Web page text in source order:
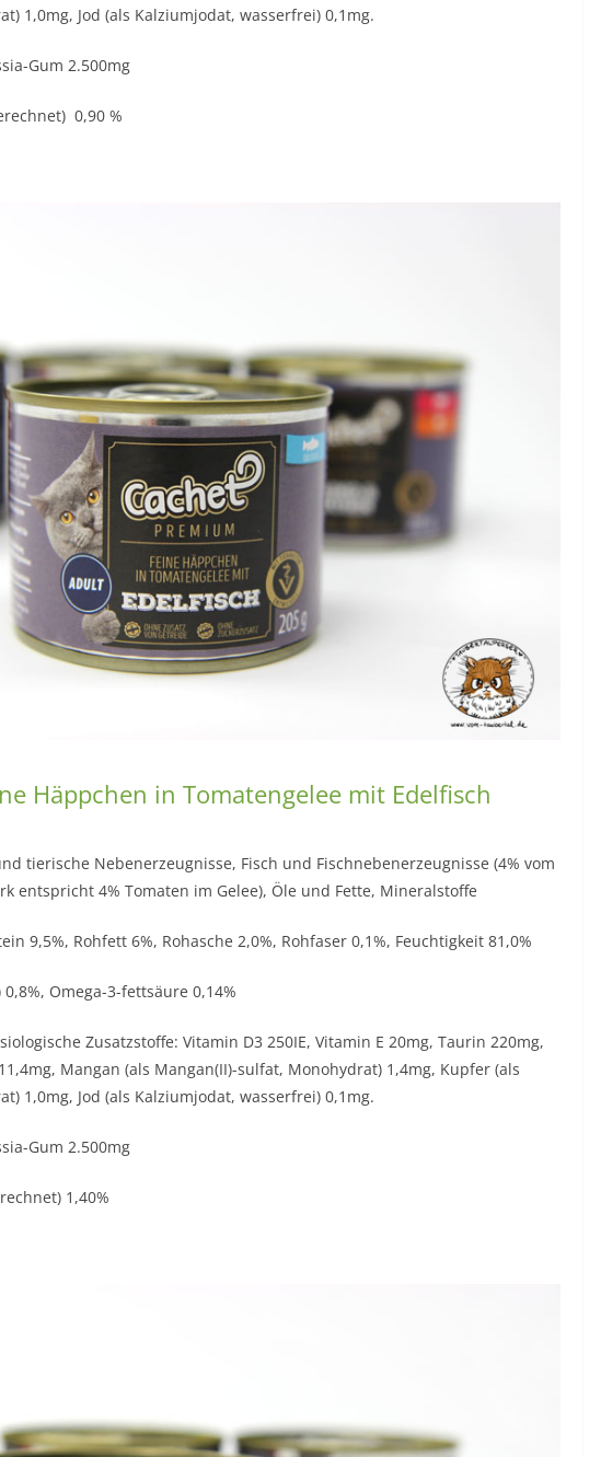
1,0mg, Jod (als Kalziumjodat, wasserfrei) 0,1mg.
Gum 2.500mg
0,90 %
Häppchen in Tomatengelee mit Edelfisch
tierische Nebenerzeugnisse, Fisch und Fischnebenerzeugnisse (4% vom
entspricht 4% Tomaten im Gelee), Öle und Fette, Mineralstoffe
9,5%, Rohfett 6%, Rohasche 2,0%, Rohfaser 0,1%, Feuchtigkeit 81,0%
Omega-3-fettsäure 0,14%
Zusatzstoffe: Vitamin D3 250IE, Vitamin E 20mg, Taurin 220mg,
Mangan (als Mangan(II)-sulfat, Monohydrat) 1,4mg, Kupfer (als
1,0mg, Jod (als Kalziumjodat, wasserfrei) 0,1mg.
Gum 2.500mg
1,40%